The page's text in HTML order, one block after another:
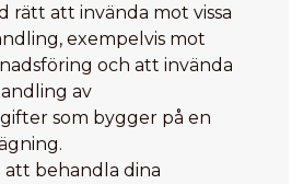
rätt att invända mot vissa
exempelvis mot
och att invända
av
som bygger på en
att behandla dina